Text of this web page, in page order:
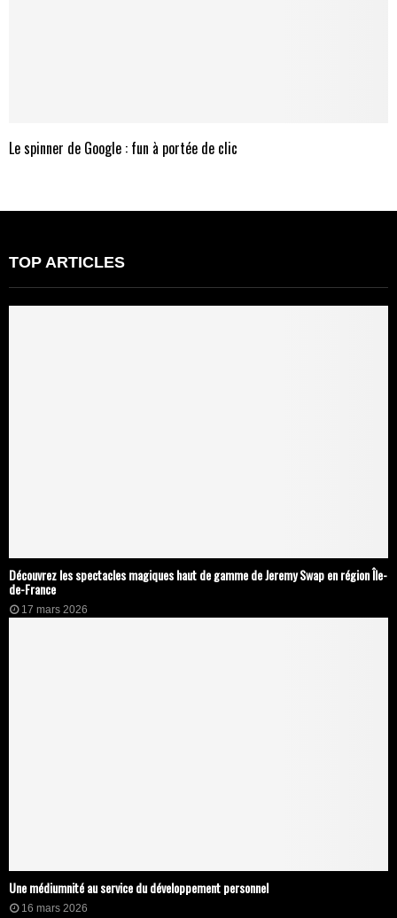
Le spinner de Google : fun à portée de clic
TOP ARTICLES
Découvrez les spectacles magiques haut de gamme de Jeremy Swap en région Île-
de-France
17 mars 2026
Une médiumnité au service du développement personnel
16 mars 2026